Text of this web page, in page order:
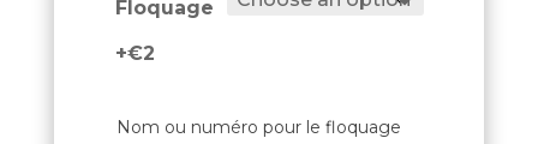
€23,00
Floquage
+€2
Nom ou numéro pour le floquage